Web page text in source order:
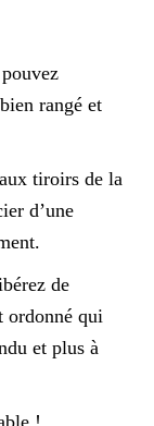
rangé et
tiroirs de la
d’une
de
ordonné qui
et plus à
!